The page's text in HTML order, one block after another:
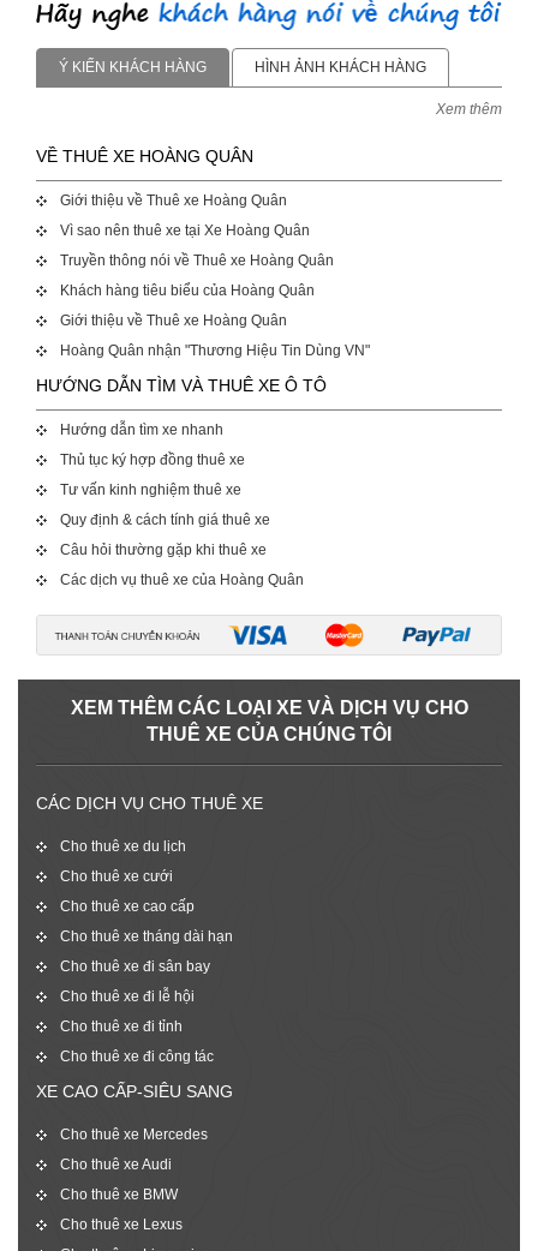
Ý KIẾN KHÁCH HÀNG HÌNH ẢNH KHÁCH HÀNG
Xem thêm
VỀ THUÊ XE HOÀNG QUÂN
Giới thiệu về Thuê xe Hoàng Quân
Vì sao nên thuê xe tại Xe Hoàng Quân
Truyền thông nói về Thuê xe Hoàng Quân
Khách hàng tiêu biểu của Hoàng Quân
Giới thiệu về Thuê xe Hoàng Quân
Hoàng Quân nhận "Thương Hiệu Tin Dùng VN"
HƯỚNG DẪN TÌM VÀ THUÊ XE Ô TÔ
Hướng dẫn tìm xe nhanh
Thủ tục ký hợp đồng thuê xe
Tư vấn kinh nghiệm thuê xe
Quy định & cách tính giá thuê xe
Câu hỏi thường gặp khi thuê xe
Các dịch vụ thuê xe của Hoàng Quân
XEM THÊM CÁC LOẠI XE VÀ DỊCH VỤ CHO
THUÊ XE CỦA CHÚNG TÔI
CÁC DỊCH VỤ CHO THUÊ XE
Cho thuê xe du lịch
Cho thuê xe cưới
Cho thuê xe cao cấp
Cho thuê xe tháng dài hạn
Cho thuê xe đi sân bay
Cho thuê xe đi lễ hội
Cho thuê xe đi tỉnh
Cho thuê xe đi công tác
XE CAO CẤP-SIÊU SANG
Cho thuê xe Mercedes
Cho thuê xe Audi
Cho thuê xe BMW
Cho thuê xe Lexus